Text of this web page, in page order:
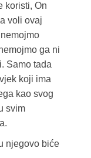
koristi, On
voli ovaj
ga ni
Samo tada
koji ima
kao svog
svim
njegovo biće